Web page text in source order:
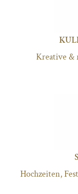
Kreative &
Hochzeiten,